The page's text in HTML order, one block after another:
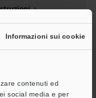
Informazioni sui cookie
contenuti ed
social media e per